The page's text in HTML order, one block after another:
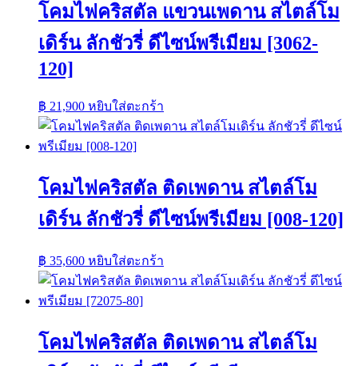
โคมไฟคริสตัล แขวนเพดาน สไตล์โม
เดิร์น ลักชัวรี่ ดีไซน์พรีเมียม [3062-
120]
฿ 21,900 หยิบใส่ตะกร้า
โคมไฟคริสตัล ติดเพดาน สไตล์โม
เดิร์น ลักชัวรี่ ดีไซน์พรีเมียม [008-120]
฿ 35,600 หยิบใส่ตะกร้า
โคมไฟคริสตัล ติดเพดาน สไตล์โม